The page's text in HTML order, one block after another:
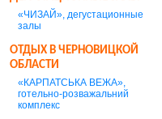
«ЧИЗАЙ», дегустационные
залы
ОТДЫХ В ЧЕРНОВИЦКОЙ
ОБЛАСТИ
«КАРПАТСЬКА ВЕЖА»,
готельно-розважальний
комплекс